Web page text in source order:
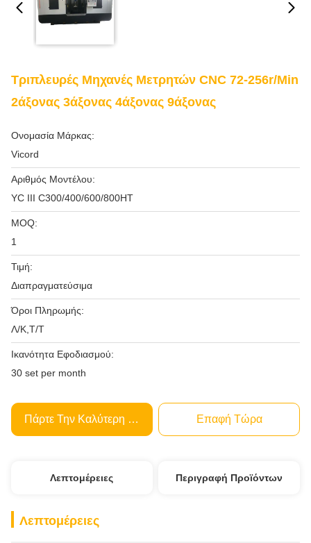
Τριπλευρές Μηχανές Μετρητών CNC 72-256r/Min
2άξονας 3άξονας 4άξονας 9άξονας
Ονομασία Μάρκας:
Vicord
Αριθμός Μοντέλου:
ΥC III C300/400/600/800HT
MOQ:
1
Τιμή:
Διαπραγματεύσιμα
Όροι Πληρωμής:
Λ/Κ,Τ/Τ
Ικανότητα Εφοδιασμού:
30 set per month
Πάρτε Την Καλύτερη Τιμή Επαφή Τώρα
Λεπτομέρειες Περιγραφή Προϊόντων
Λεπτομέρειες